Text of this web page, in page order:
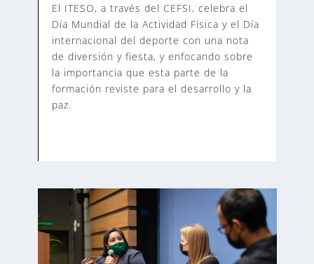
El ITESO, a través del CEFSI, celebra el
Día Mundial de la Actividad Física y el Día
internacional del deporte con una nota
de diversión y fiesta, y enfocando sobre
la importancia que esta parte de la
formación reviste para el desarrollo y la
paz.